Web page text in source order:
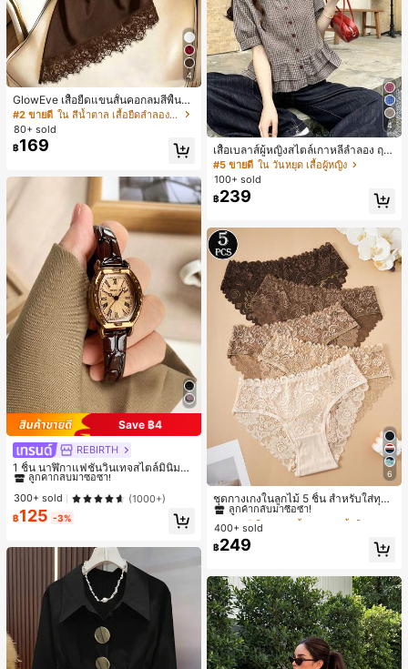
4
GlowEve เสื้อยืดแขนสั้นคอกลมสีพื้นลำ
ลองอเนกประสงค์สำหรับผู้หญิง
#2 ขายดี
ใน สีน้ำตาล เสื้อยืดลำลองพื้นฐาน
80+ sold
฿169
Save ฿4
REBIRTH
1 ชิ้น นาฬิกาแฟชั่นวินเทจสไตล์มินิมอล
เลขโรมันสำหรับผู้หญิง เหมาะสำหรับก
ารตกแต่งประจำวัน
#1 ขายดี
ลูกค้ากลับมาซื้อซ้ำ!
#1 ขายดี
ลูกค้ากลับมาซื้อซ้ำ!
#1 ขายดี
ลูกค้ากลับมาซื้อซ้ำ!
#1 ขายดี
300+ sold (1000+)
฿125 -3%
4
เสื้อเบลาส์ผู้หญิงสไตล์เกาหลีลำลอง ฤดู
ใบไม้ผลิ/ฤดูร้อนใหม่ ชายระบาย ชิคแล
ะหรูหรา
#5 ขายดี ใน วันหยุด เสื้อผู้หญิง
100+ sold
฿239
6
ชุดกางเกงในลูกไม้ 5 ชิ้น สำหรับใส่ทุกวั
น
#1 ขายดี
ลูกค้ากลับมาซื้อซ้ำ!
#1 ขายดี
ลูกค้ากลับมาซื้อซ้ำ!
#1 ขายดี
ลูกค้ากลับมาซื้อซ้ำ!
#1 ขายดี
400+ sold
฿249